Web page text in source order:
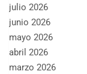
julio 2026
junio 2026
mayo 2026
abril 2026
marzo 2026